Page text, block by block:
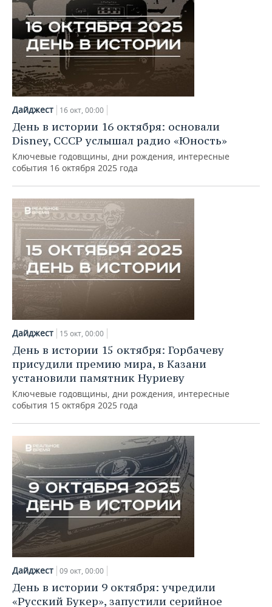
Дайджест 16 окт, 00:00
День в истории 16 октября: основали
Disney, СССР услышал радио «Юность»
Ключевые годовщины, дни рождения, интересные
события 16 октября 2025 года
Дайджест 15 окт, 00:00
День в истории 15 октября: Горбачеву
присудили премию мира, в Казани
установили памятник Нуриеву
Ключевые годовщины, дни рождения, интересные
события 15 октября 2025 года
Дайджест 09 окт, 00:00
День в истории 9 октября: учредили
«Русский Букер», запустили серийное